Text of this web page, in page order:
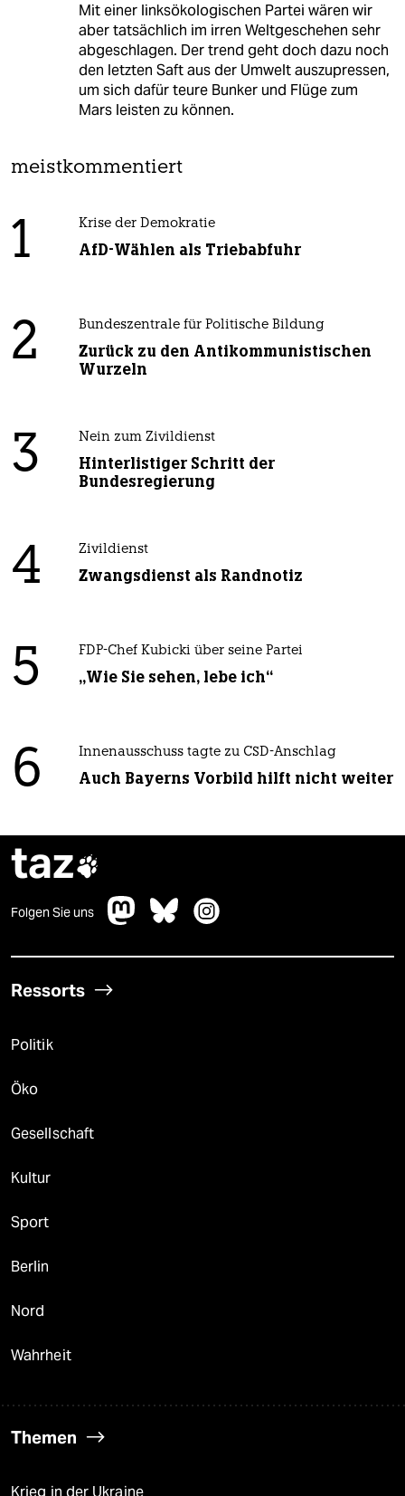
Mit einer linksökologischen Partei wären wir
aber tatsächlich im irren Weltgeschehen sehr
abgeschlagen. Der trend geht doch dazu noch
den letzten Saft aus der Umwelt auszupressen,
um sich dafür teure Bunker und Flüge zum
Mars leisten zu können.
meistkommentiert
1 Krise der Demokratie
AfD-Wählen als Triebabfuhr
2 Bundeszentrale für Politische Bildung
Zurück zu den Antikommunistischen
Wurzeln
3 Nein zum Zivildienst
Hinterlistiger Schritt der
Bundesregierung
4 Zivildienst
Zwangsdienst als Randnotiz
5 FDP-Chef Kubicki über seine Partei
„Wie Sie sehen, lebe ich“
6 Innenausschuss tagte zu CSD-Anschlag
Auch Bayerns Vorbild hilft nicht weiter
taz
Folgen Sie uns
Ressorts
Politik
Öko
Gesellschaft
Kultur
Sport
Berlin
Nord
Wahrheit
Themen
Krieg in der Ukraine